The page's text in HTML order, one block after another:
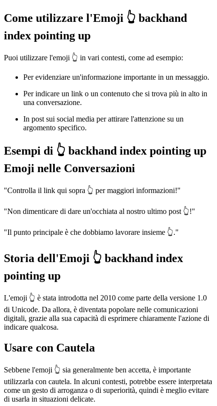
Come utilizzare l'Emoji 👆 backhand
index pointing up
Puoi utilizzare l'emoji 👆 in vari contesti, come ad esempio:
Per evidenziare un'informazione importante in un messaggio.
Per indicare un link o un contenuto che si trova più in alto in
una conversazione.
In post sui social media per attirare l'attenzione su un
argomento specifico.
Esempi di 👆 backhand index pointing up
Emoji nelle Conversazioni
"Controlla il link qui sopra 👆 per maggiori informazioni!"
"Non dimenticare di dare un'occhiata al nostro ultimo post 👆!"
"Il punto principale è che dobbiamo lavorare insieme 👆."
Storia dell'Emoji 👆 backhand index
pointing up
L'emoji 👆 è stata introdotta nel 2010 come parte della versione 1.0
di Unicode. Da allora, è diventata popolare nelle comunicazioni
digitali, grazie alla sua capacità di esprimere chiaramente l'azione di
indicare qualcosa.
Usare con Cautela
Sebbene l'emoji 👆 sia generalmente ben accetta, è importante
utilizzarla con cautela. In alcuni contesti, potrebbe essere interpretata
come un gesto di arroganza o di superiorità, quindi è meglio evitare
di usarla in situazioni delicate.